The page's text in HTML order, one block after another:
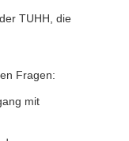
TUHH, die
Fragen:
mit